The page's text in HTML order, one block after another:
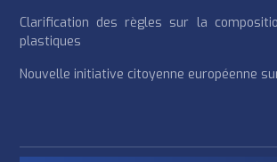
Clarification des règles sur la
plastiques
Nouvelle initiative citoyenne européenne